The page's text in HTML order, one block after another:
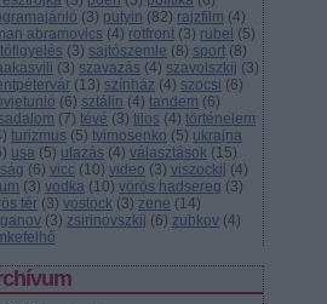
(3) putyin (82) rajzfilm (4)
abramovics (4) rotfront (3) rubel (5)
(3) sajtószemle (8) sport (8)
(3) szavazás (4) szavolszkij (3)
(13) színház (4) szocsi (6)
(6) sztálin (4) tandem (6)
(7) tévé (3) tilos (4) történelem
) turizmus (5) tyimosenko (5) ukrajna
) usa (5) utazás (4) választások (15)
(6) vicc (10) video (3) viszockij (4)
(3) vodka (10) vörös hadsereg (3)
tér (3) vostock (3) zene (14)
(3) zsirinovszkij (6) zubkov (4)